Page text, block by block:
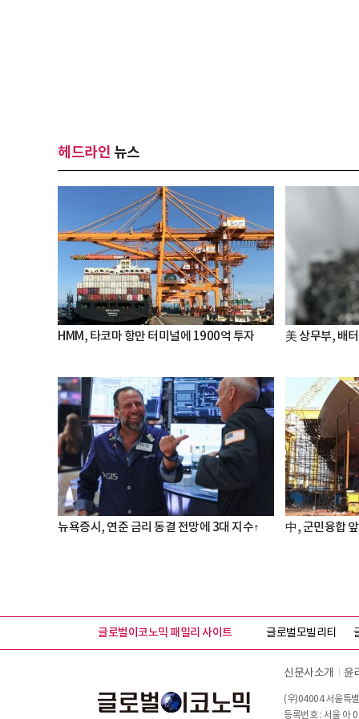
헤드라인 뉴스
HMM, 타코마 항만 터미널에 1900억 투자 美 상무부, 배
뉴욕증시, 연준 금리 동결 전망에 3대 지수↑ 中, 군민융합
글로벌이코노믹 패밀리 사이트 글로벌모빌리티
신문사소개 윤
(우)04004 서울특
등록번호 : 서울 아